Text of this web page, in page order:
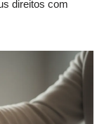
direitos com